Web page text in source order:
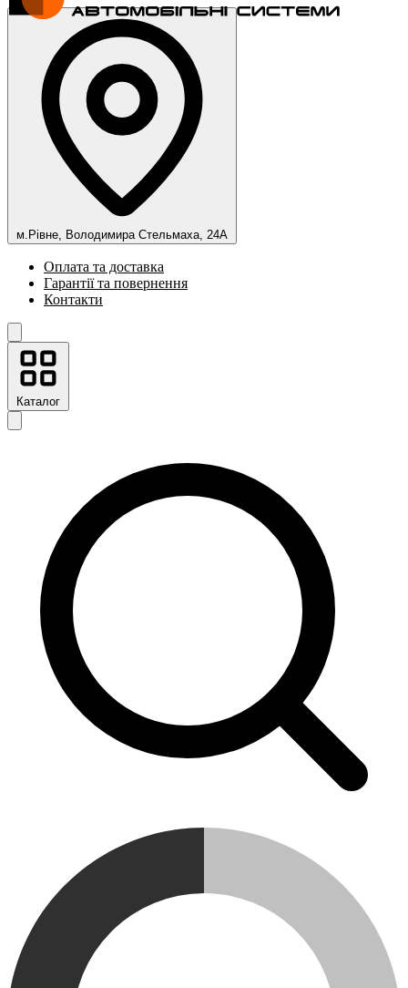
м.Рівне, Володимира Стельмаха, 24А
Оплата та доставка
Гарантії та повернення
Контакти
Каталог